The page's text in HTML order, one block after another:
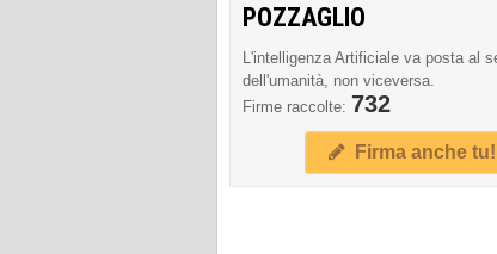
POZZAGLIO
L'intelligenza Artificiale va posta al
dell'umanità, non viceversa.
Firme raccolte: 732
Firma anche tu!